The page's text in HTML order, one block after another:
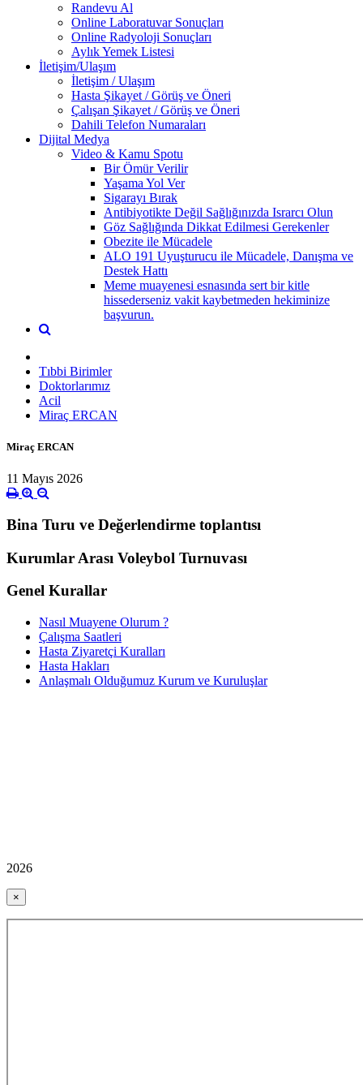
Randevu Al
Online Laboratuvar Sonuçları
Online Radyoloji Sonuçları
Aylık Yemek Listesi
İletişim/Ulaşım
İletişim / Ulaşım
Hasta Şikayet / Görüş ve Öneri
Çalışan Şikayet / Görüş ve Öneri
Dahili Telefon Numaraları
Dijital Medya
Video & Kamu Spotu
Bir Ömür Verilir
Yaşama Yol Ver
Sigarayı Bırak
Antibiyotikte Değil Sağlığınızda Israrcı Olun
Göz Sağlığında Dikkat Edilmesi Gerekenler
Obezite ile Mücadele
ALO 191 Uyuşturucu ile Mücadele, Danışma ve
Destek Hattı
Meme muayenesi esnasında sert bir kitle
hissederseniz vakit kaybetmeden hekiminize
başvurun.
Tıbbi Birimler
Doktorlarımız
Acil
Miraç ERCAN
Miraç ERCAN
11 Mayıs 2026
Bina Turu ve Değerlendirme toplantısı
Kurumlar Arası Voleybol Turnuvası
Genel Kurallar
Nasıl Muayene Olurum ?
Çalışma Saatleri
Hasta Ziyaretçi Kuralları
Hasta Hakları
Anlaşmalı Olduğumuz Kurum ve Kuruluşlar
2026
×